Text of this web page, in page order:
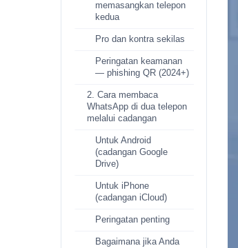
memasangkan telepon
kedua
Pro dan kontra sekilas
Peringatan keamanan
— phishing QR (2024+)
2. Cara membaca
WhatsApp di dua telepon
melalui cadangan
Untuk Android
(cadangan Google
Drive)
Untuk iPhone
(cadangan iCloud)
Peringatan penting
Bagaimana jika Anda